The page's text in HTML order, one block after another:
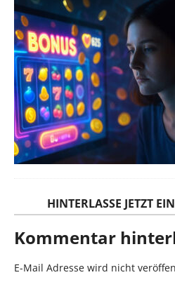
HINTERLASSE JETZT
Kommentar
E-Mail Adresse wird nicht